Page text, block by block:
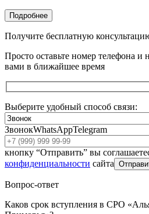
Подробнее
Получите бесплатную
Просто оставьте номер телефона и
вами в ближайшее время
Выберите удобный способ связи:
ЗвонокWhatsAppTelegram
кнопку “Отправить” вы
конфиденциальности сайта
Вопрос-ответ
Каков срок вступления в СРО